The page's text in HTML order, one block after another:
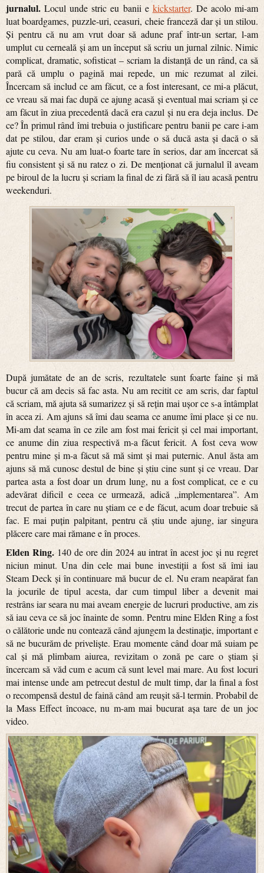
jurnalul. Locul unde stric eu banii e kickstarter. De acolo mi-am
luat boardgames, puzzle-uri, ceasuri, cheie franceză dar și un stilou.
Și pentru că nu am vrut doar să adune praf într-un sertar, l-am
umplut cu cerneală și am un început să scriu un jurnal zilnic. Nimic
complicat, dramatic, sofisticat – scriam la distanță de un rând, ca să
pară că umplu o pagină mai repede, un mic rezumat al zilei.
Încercam să includ ce am făcut, ce a fost interesant, ce mi-a plăcut,
ce vreau să mai fac după ce ajung acasă și eventual mai scriam și ce
am făcut în ziua precedentă dacă era cazul și nu era deja inclus. De
ce? În primul rând îmi trebuia o justificare pentru banii pe care i-am
dat pe stilou, dar eram și curios unde o să ducă asta și dacă o să
ajute cu ceva. Nu am luat-o foarte tare în serios, dar am încercat să
fiu consistent și să nu ratez o zi. De menționat că jurnalul îl aveam
pe biroul de la lucru și scriam la final de zi fără să îl iau acasă pentru
weekenduri.
După jumătate de an de scris, rezultatele sunt foarte faine și mă
bucur că am decis să fac asta. Nu am recitit ce am scris, dar faptul
că scriam, mă ajuta să sumarizez și să rețin mai ușor ce s-a întâmplat
în acea zi. Am ajuns să îmi dau seama ce anume îmi place și ce nu.
Mi-am dat seama în ce zile am fost mai fericit și cel mai important,
ce anume din ziua respectivă m-a făcut fericit. A fost ceva wow
pentru mine și m-a făcut să mă simt și mai puternic. Anul ăsta am
ajuns să mă cunosc destul de bine și știu cine sunt și ce vreau. Dar
partea asta a fost doar un drum lung, nu a fost complicat, ce e cu
adevărat dificil e ceea ce urmează, adică „implementarea”. Am
trecut de partea în care nu știam ce e de făcut, acum doar trebuie să
fac. E mai puțin palpitant, pentru că știu unde ajung, iar singura
plăcere care mai rămane e în proces.
Elden Ring.140 de ore din 2024 au intrat în acest joc și nu regret
niciun minut. Una din cele mai bune investiții a fost să îmi iau
Steam Deck și în continuare mă bucur de el. Nu eram neapărat fan
la jocurile de tipul acesta, dar cum timpul liber a devenit mai
restrâns iar seara nu mai aveam energie de lucruri productive, am zis
să iau ceva ce să joc înainte de somn. Pentru mine Elden Ring a fost
o călătorie unde nu contează când ajungem la destinație, important e
să ne bucurăm de priveliște. Erau momente când doar mă suiam pe
cal și mă plimbam aiurea, revizitam o zonă pe care o știam și
încercam să văd cum e acum că sunt level mai mare. Au fost locuri
mai intense unde am petrecut destul de mult timp, dar la final a fost
o recompensă destul de faină când am reușit să-l termin. Probabil de
la Mass Effect încoace, nu m-am mai bucurat așa tare de un joc
video.